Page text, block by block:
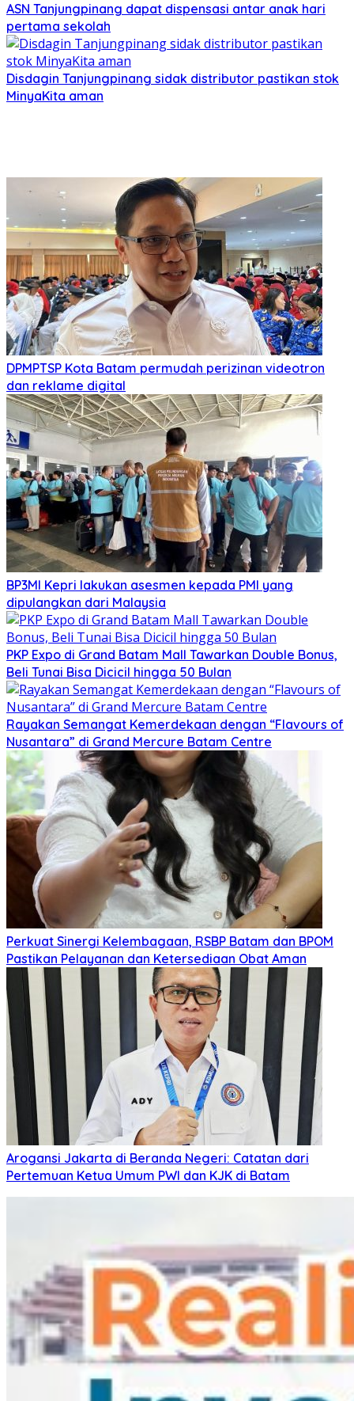
ASN Tanjungpinang dapat dispensasi antar anak hari
pertama sekolah
Disdagin Tanjungpinang sidak distributor pastikan stok
MinyaKita aman
DPMPTSP Kota Batam permudah perizinan videotron
dan reklame digital
BP3MI Kepri lakukan asesmen kepada PMI yang
dipulangkan dari Malaysia
PKP Expo di Grand Batam Mall Tawarkan Double Bonus,
Beli Tunai Bisa Dicicil hingga 50 Bulan
Rayakan Semangat Kemerdekaan dengan “Flavours of
Nusantara” di Grand Mercure Batam Centre
Perkuat Sinergi Kelembagaan, RSBP Batam dan BPOM
Pastikan Pelayanan dan Ketersediaan Obat Aman
Arogansi Jakarta di Beranda Negeri: Catatan dari
Pertemuan Ketua Umum PWI dan KJK di Batam